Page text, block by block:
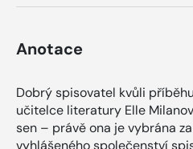
Anotace
Dobrý spisovatel kvůli
učitelce literatury Elle
sen – právě ona je vybrána
vyhlášeného společenství